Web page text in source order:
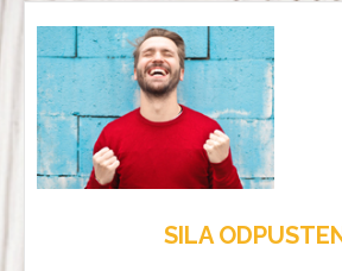
SILA